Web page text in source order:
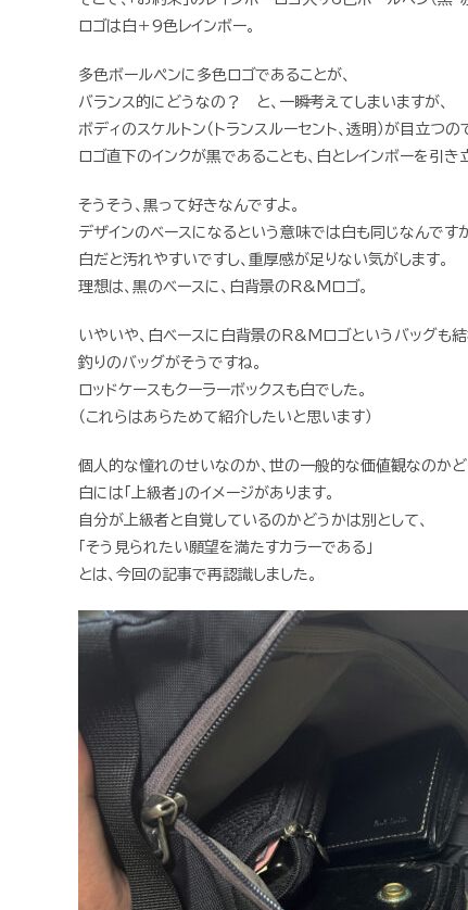
ロゴは白＋9色レインボー。
多色ボールペンに多色ロゴであることが、
バランス的にどうなの？ と、一瞬考えてしまいますが、
ボディのスケルトン（トランスルーセント、透明）が目立つ
ロゴ直下のインクが黒であることも、白とレインボーを引き
そうそう、黒って好きなんですよ。
デザインのベースになるという意味では白も同じなんです
白だと汚れやすいですし、重厚感が足りない気がします。
理想は、黒のベースに、白背景のR&Mロゴ。
いやいや、白ベースに白背景のR&Mロゴというバッグも結
釣りのバッグがそうですね。
ロッドケースもクーラーボックスも白でした。
（これらはあらためて紹介したいと思います）
個人的な憧れのせいなのか、世の一般的な価値観なのかど
白には「上級者」のイメージがあります。
自分が上級者と自覚しているのかどうかは別として、
「そう見られたい願望を満たすカラーである」
とは、今回の記事で再認識しました。